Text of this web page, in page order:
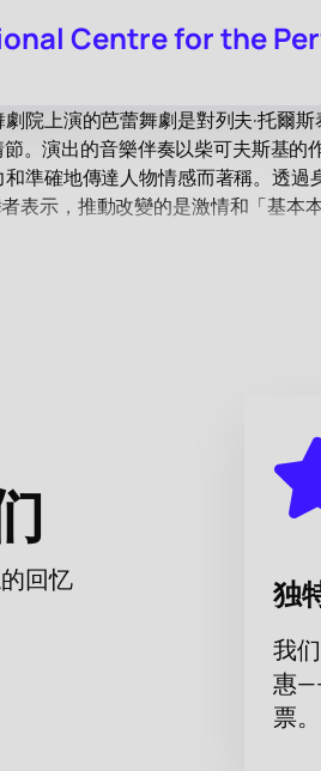
Centre for the
院上演的芭蕾舞劇是對列夫·托爾
。演出的音樂伴奏以柴可夫斯基的
準確地傳達人物情感而著稱。透過
表示，推動改變的是激情和「基
迴場地。該中心以其現代化的技
回忆 独
我
惠
票。